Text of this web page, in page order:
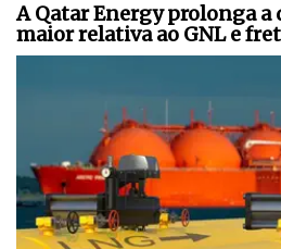
A Qatar Energy prolonga a
maior relativa ao GNL e